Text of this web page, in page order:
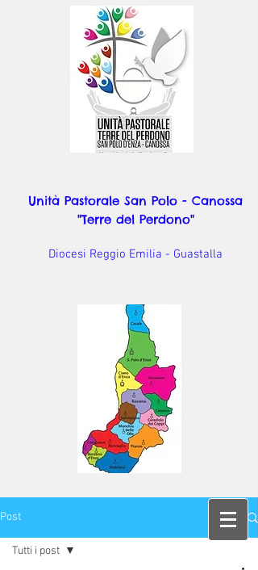
Unità Pastorale San Polo - Canossa
"Terre del Perdono"
Diocesi Reggio Emilia - Guastalla
Post
Tutti i post